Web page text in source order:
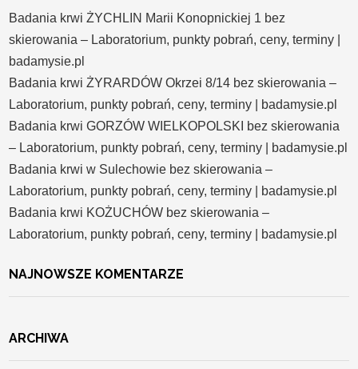
Badania krwi ŻYCHLIN Marii Konopnickiej 1 bez
skierowania – Laboratorium, punkty pobrań, ceny, terminy |
badamysie.pl
Badania krwi ŻYRARDÓW Okrzei 8/14 bez skierowania –
Laboratorium, punkty pobrań, ceny, terminy | badamysie.pl
Badania krwi GORZÓW WIELKOPOLSKI bez skierowania
– Laboratorium, punkty pobrań, ceny, terminy | badamysie.pl
Badania krwi w Sulechowie bez skierowania –
Laboratorium, punkty pobrań, ceny, terminy | badamysie.pl
Badania krwi KOŻUCHÓW bez skierowania –
Laboratorium, punkty pobrań, ceny, terminy | badamysie.pl
NAJNOWSZE KOMENTARZE
ARCHIWA